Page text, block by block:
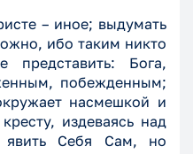
– иное; выдумать
ибо таким никто
Бога,
побежденным;
насмешкой и
издеваясь над
Себя Сам, но